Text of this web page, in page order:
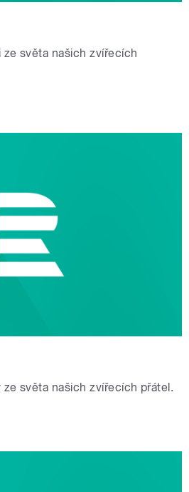
ze světa našich zvířecích
ze světa našich zvířecích přátel.